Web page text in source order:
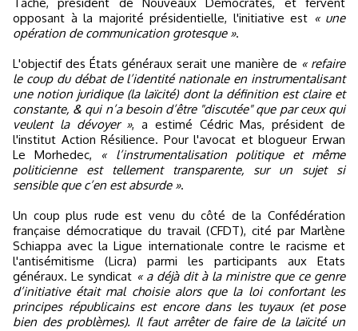
opposant à la majorité présidentielle, l'initiative est « une
opération de communication grotesque ».
L'objectif des États généraux serait une manière de « refaire
le coup du débat de l’identité nationale en instrumentalisant
une notion juridique (la laïcité) dont la définition est claire et
constante, & qui n’a besoin d’être "discutée" que par ceux qui
veulent la dévoyer », a estimé Cédric Mas, président de
l'institut Action Résilience. Pour l'avocat et blogueur Erwan
Le Morhedec, « l’instrumentalisation politique et même
politicienne est tellement transparente, sur un sujet si
sensible que c’en est absurde ».
Un coup plus rude est venu du côté de la Confédération
française démocratique du travail (CFDT), cité par Marlène
Schiappa avec la Ligue internationale contre le racisme et
l'antisémitisme (Licra) parmi les participants aux Etats
généraux. Le syndicat « a déjà dit à la ministre que ce genre
d’initiative était mal choisie alors que la loi confortant les
principes républicains est encore dans les tuyaux (et pose
bien des problèmes). Il faut arrêter de faire de la laïcité un